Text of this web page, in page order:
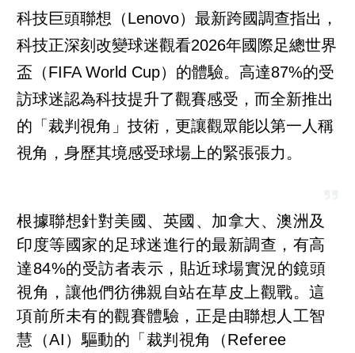
科技巨頭聯想（Lenovo）最新跨國調查指出，
科技正深刻改變球迷觀看2026年國際足總世界
盃（FIFA World Cup）的體驗。高達87%的受
訪球迷認為科技提升了觀賽感受，而全新推出
的「裁判視角」技術，更讓觀眾能以第一人稱
視角，身歷其境感受球場上的緊張張力。
根據聯想針對美國、英國、加拿大、澳洲及
印度等國家的足球迷進行的最新調查，有高
達84%的受訪者表示，貼近球場實況的鏡頭
視角，讓他們彷彿親自站在草皮上觀戰。這
項前所未有的觀賽體驗，正是由聯想人工智
慧（AI）驅動的「裁判視角（Referee